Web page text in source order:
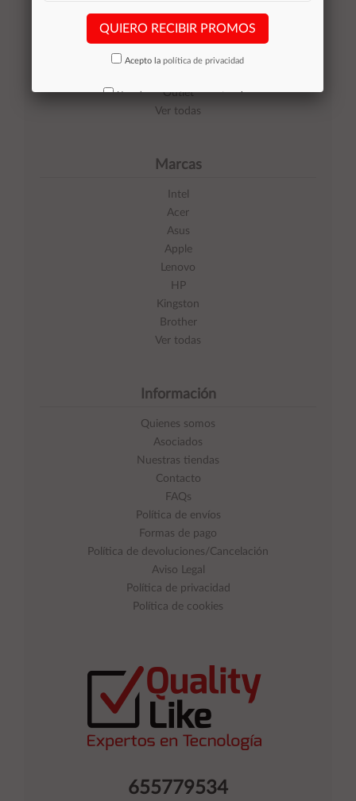
655779534
Tablets
Outlet
Ver todas
Marcas
Intel
Acer
Asus
Apple
Lenovo
HP
Kingston
Brother
Ver todas
Información
Quienes somos
Asociados
Nuestras tiendas
Contacto
FAQs
Política de envíos
Formas de pago
Política de devoluciones/Cancelación
Aviso Legal
Política de privacidad
Política de cookies
QUIERO RECIBIR PROMOS
Acepto la política de privacidad
No volver a mostrar mas este aviso